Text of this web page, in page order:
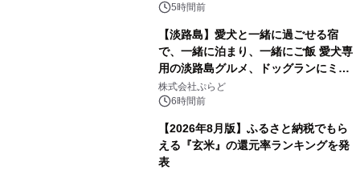
5時間前
【淡路島】愛犬と一緒に過ごせる宿
で、一緒に泊まり、一緒にご飯 愛犬専
用の淡路島グルメ、ドッグランにミニ
プール グランピングとトレーラーハウ
スの2施設で
株式会社ぷらど
6時間前
【2026年8月版】ふるさと納税でもら
える『玄米』の還元率ランキングを発
表